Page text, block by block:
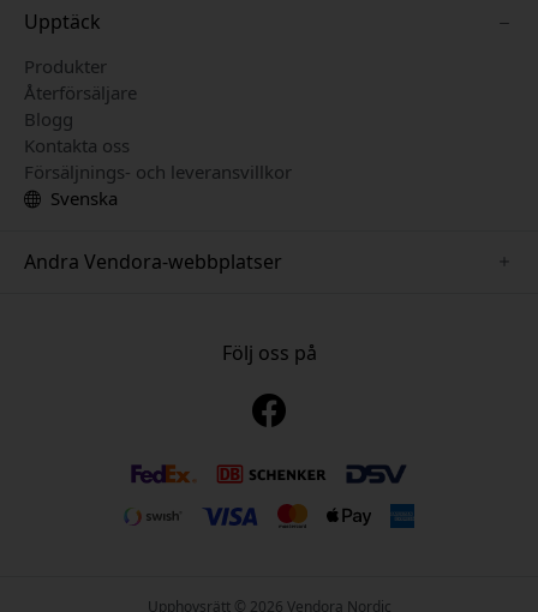
Upptäck
Produkter
Återförsäljare
Blogg
Kontakta oss
Försäljnings- och leveransvillkor
Svenska
Andra Vendora-webbplatser
www.myfirst.se
Följ oss på
Upphovsrätt © 2026 Vendora Nordic